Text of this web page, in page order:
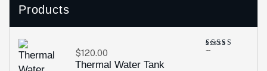
Products
Thermal Water Tank
Bewertet
$120.00